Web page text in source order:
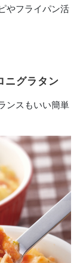
やフライパン活
ニグラタン
ンスもいい簡単